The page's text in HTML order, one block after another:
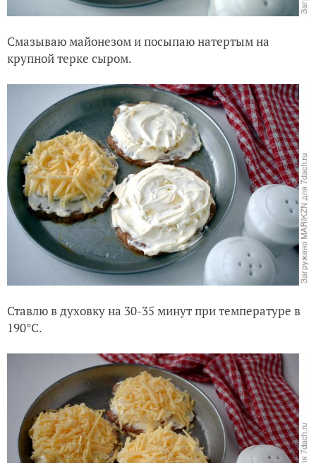
Смазываю майонезом и посыпаю натертым на
крупной терке сыром.
Ставлю в духовку на 30-35 минут при температуре в
190°C.